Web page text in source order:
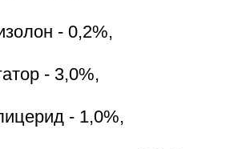
- 0,2%,
- 3,0%,
- 1,0%,